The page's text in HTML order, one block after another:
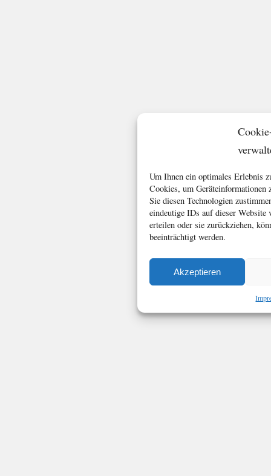
Um Ihnen ein optimales Erlebnis
Cookies, um Geräteinformationen
Sie diesen Technologien
eindeutige IDs auf dieser
erteilen oder sie zurückziehen,
beeinträchtigt werden.
Akzeptieren